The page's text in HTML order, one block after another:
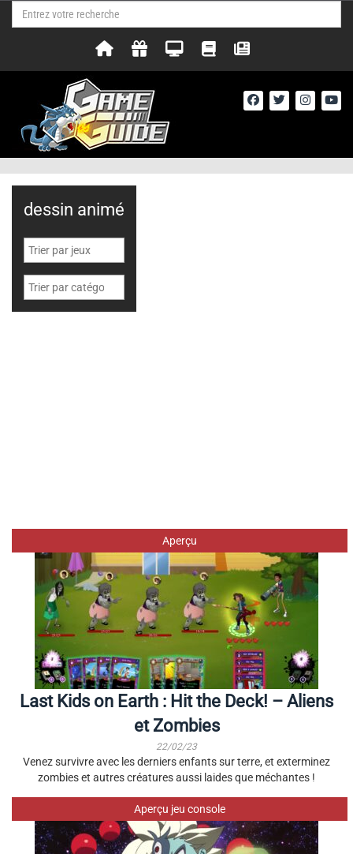
Aperçu
Last Kids on Earth : Hit the Deck! – Aliens
et Zombies
22/02/23
Venez survivre avec les derniers enfants sur terre, et exterminez
zombies et autres créatures aussi laides que méchantes !
Aperçu jeu console
dessin animé